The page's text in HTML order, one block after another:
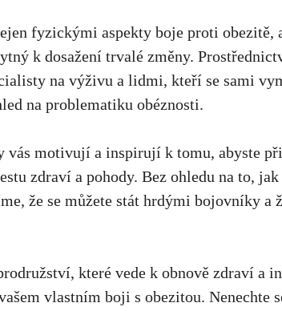
‌fyzickými‌ aspekty boje proti ⁢obezitě,
k dosažení ‍trvalé změny.
na výživu a ⁢lidmi, kteří ⁤se sami
na problematiku ‌obéznosti.
vás motivují ⁣a inspirují⁢ k tomu,‌ abyste
⁤zdraví a‌ pohody. Bez ohledu na to,
že se můžete⁣ stát hrdými bojovníky a
které vede k obnově zdraví a​
vlastním boji s ⁢obezitou. Nenechte